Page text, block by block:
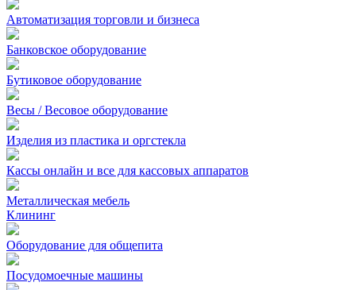
Автоматизация торговли и бизнеса
Банковское оборудование
Бутиковое оборудование
Весы / Весовое оборудование
Изделия из пластика и оргстекла
Кассы онлайн и все для кассовых аппаратов
Металлическая мебель
Клининг
Оборудование для общепита
Посудомоечные машины